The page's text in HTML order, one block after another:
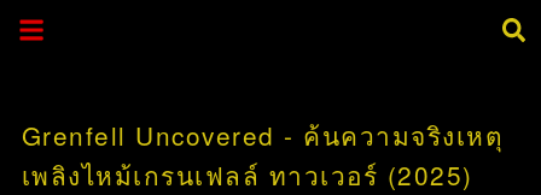
Grenfell Uncovered - ค้นความจริงเหตุ
เพลิงไหม้เกรนเฟลล์ ทาวเวอร์ (2025)